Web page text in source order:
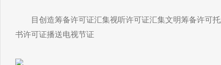
目创造筹备许可证汇集视听许可证汇集文明筹备许可托
书许可证播送电视节证